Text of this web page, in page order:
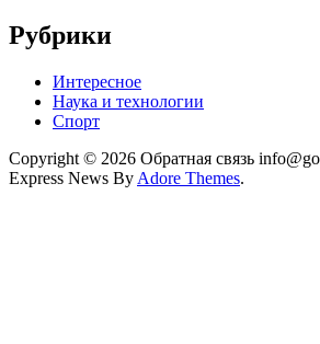
Рубрики
Интересное
Наука и технологии
Спорт
Copyright © 2026 Обратная связь
Express News By Adore Themes.